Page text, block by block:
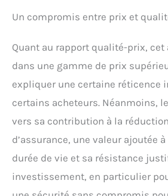
Un compromis entre prix et
Quant au rapport qualité-prix,
dans une gamme de prix
expliquer une certaine réticence
certains acheteurs. Néanmoins,
vers sa contribution à la
d’assurance, une valeur ajoutée
durée de vie et sa résistance
investissement, en particulier